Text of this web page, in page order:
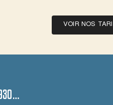
VOIR NOS